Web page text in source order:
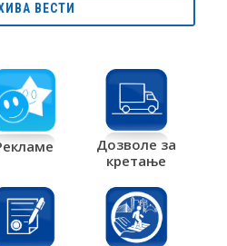
ВЕСТИ
Дозволе за
кретање